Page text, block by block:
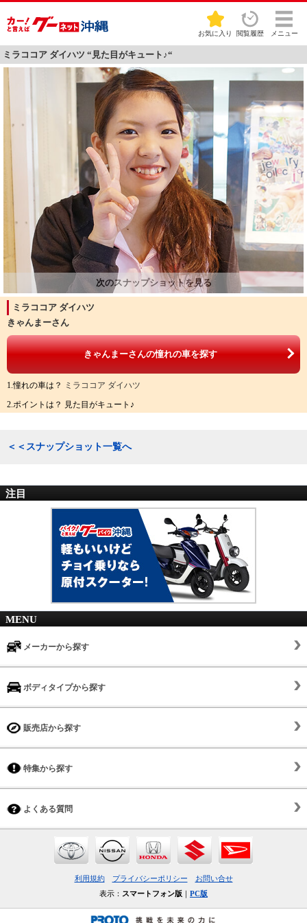
お気に入り 閲覧履歴 メニュー
ミラココア ダイハツ “見た目がキュート♪“
ミラココア ダイハツ
きゃんまーさん
きゃんまーさんの憧れの車を探す
1.憧れの車は？
ミラココア ダイハツ
2.ポイントは？ 見た目がキュート♪
＜＜スナップショット一覧へ
注目
MENU
メーカーから探す
ボディタイプから探す
販売店から探す
特集から探す
よくある質問
利用規約 プライバシーポリシー
お問い合せ
表示： スマートフォン版 ｜ PC版